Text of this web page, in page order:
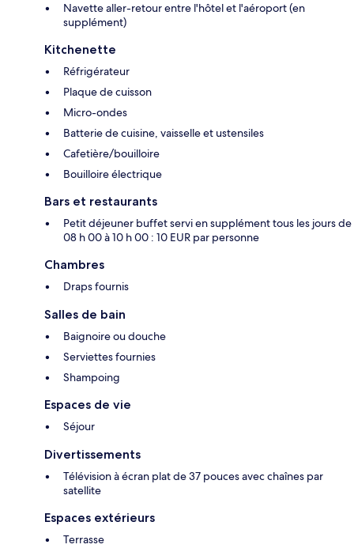
Navette aller-retour entre l'hôtel et l'aéroport (en
supplément)
Kitchenette
Réfrigérateur
Plaque de cuisson
Micro-ondes
Batterie de cuisine, vaisselle et ustensiles
Cafetière/bouilloire
Bouilloire électrique
Bars et restaurants
Petit déjeuner buffet servi en supplément tous les jours de
08 h 00 à 10 h 00 : 10 EUR par personne
Chambres
Draps fournis
Salles de bain
Baignoire ou douche
Serviettes fournies
Shampoing
Espaces de vie
Séjour
Divertissements
Télévision à écran plat de 37 pouces avec chaînes par
satellite
Espaces extérieurs
Terrasse